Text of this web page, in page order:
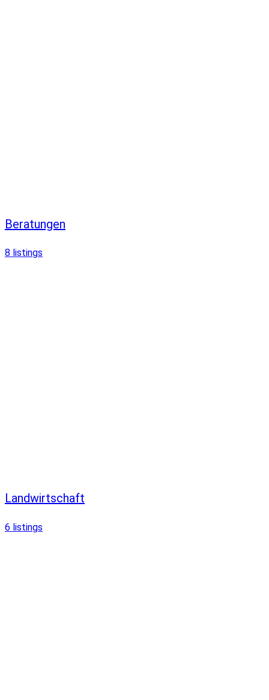
Beratungen
8 listings
Landwirtschaft
6 listings